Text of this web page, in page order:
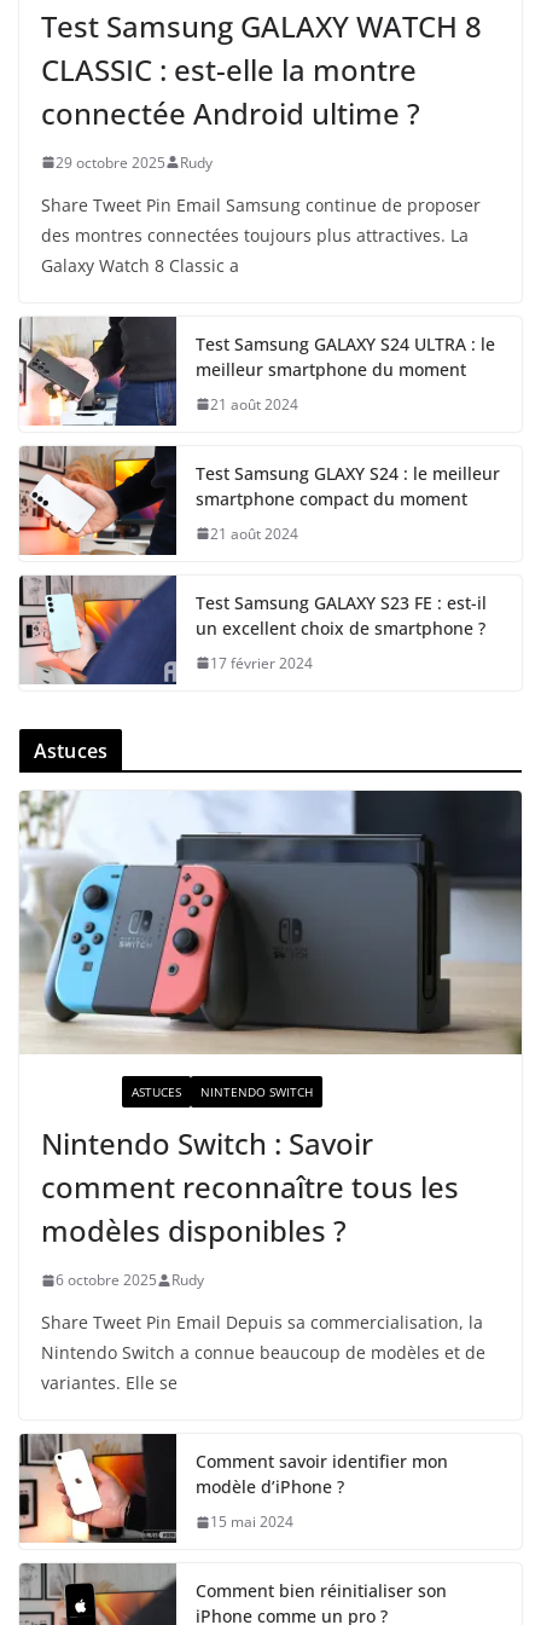
Test Samsung GALAXY WATCH 8
CLASSIC : est-elle la montre
connectée Android ultime ?
29 octobre 2025 Rudy
Share Tweet Pin Email Samsung continue de proposer
des montres connectées toujours plus attractives. La
Galaxy Watch 8 Classic a
Test Samsung GALAXY S24 ULTRA : le
meilleur smartphone du moment
21 août 2024
Test Samsung GLAXY S24 : le meilleur
smartphone compact du moment
21 août 2024
Test Samsung GALAXY S23 FE : est-il
un excellent choix de smartphone ?
17 février 2024
Astuces
ASTUCES NINTENDO SWITCH
Nintendo Switch : Savoir
comment reconnaître tous les
modèles disponibles ?
6 octobre 2025 Rudy
Share Tweet Pin Email Depuis sa commercialisation, la
Nintendo Switch a connue beaucoup de modèles et de
variantes. Elle se
Comment savoir identifier mon
modèle d’iPhone ?
15 mai 2024
Comment bien réinitialiser son
iPhone comme un pro ?